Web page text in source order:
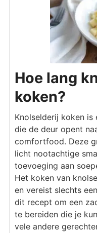
Hoe lang
koken?
Knolselderij koken is
die de deur opent
comfortfood. Deze
licht nootachtige
toevoeging aan
Het koken van
en vereist slechts
dit recept om een
te bereiden die je
vele andere